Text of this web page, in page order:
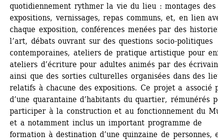
quotidiennement rythmer la vie du lieu : montages des
expositions, vernissages, repas communs, et, en lien
chaque exposition, conférences menées par des
l’art, débats ouvrant sur des questions socio-politiques
contemporaines, ateliers de pratique artistique pour
ateliers d’écriture pour adultes animés par des
ainsi que des sorties culturelles organisées dans des
relatifs à chacune des expositions. Ce projet a associé
d’une quarantaine d’habitants du quartier, rémunérés
participer à la construction et au fonctionnement du
et a notamment inclus un important programme de
formation à destination d’une quinzaine de personnes,